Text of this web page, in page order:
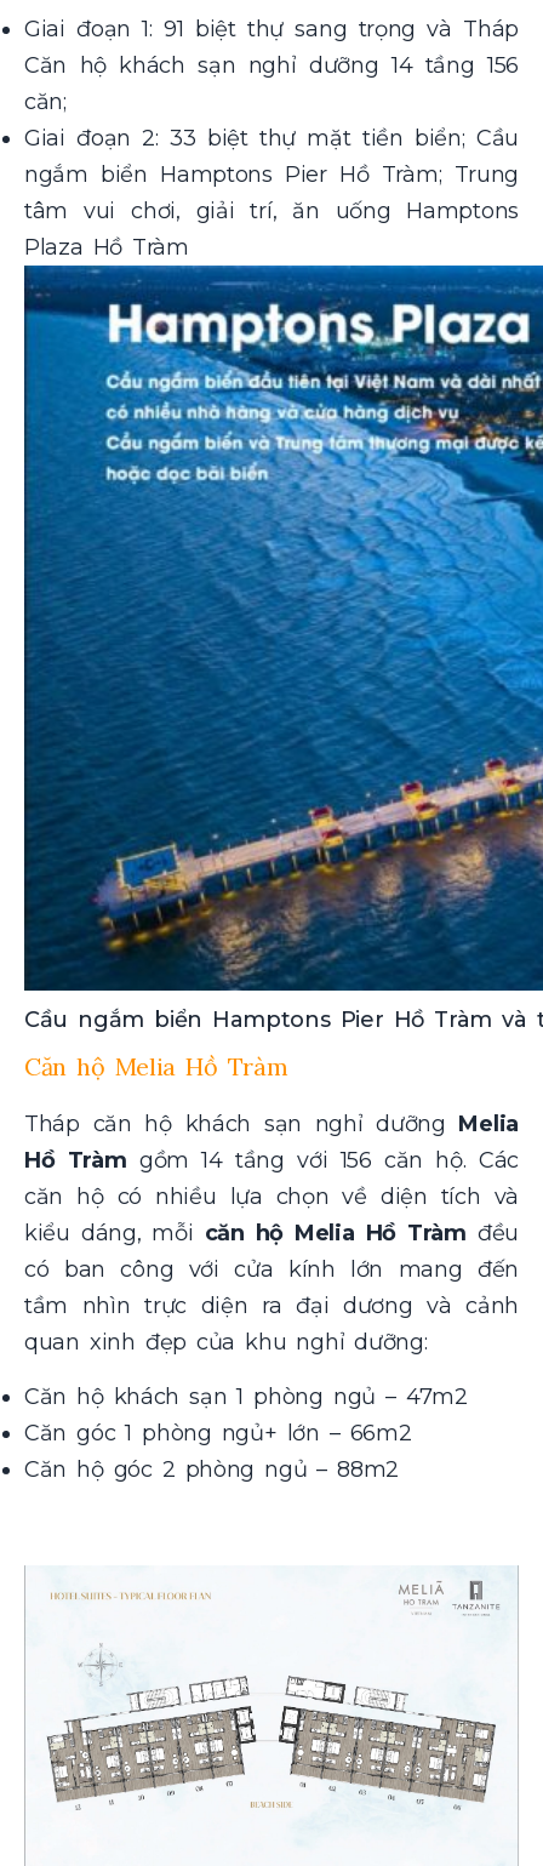
Giai đoạn 1: 91 biệt thự sang trọng và Tháp
Căn hộ khách sạn nghỉ dưỡng 14 tầng 156
căn;
Giai đoạn 2: 33 biệt thự mặt tiền biển; Cầu
ngắm biển Hamptons Pier Hồ Tràm; Trung
tâm vui chơi, giải trí, ăn uống Hamptons
Plaza Hồ Tràm
Cầu ngắm biển Hamptons Pier Hồ Tràm
Căn hộ Melia Hồ Tràm
Tháp căn hộ khách sạn nghỉ dưỡng Melia
Hồ Tràm gồm 14 tầng với 156 căn hộ. Các
căn hộ có nhiều lựa chọn về diện tích và
kiểu dáng, mỗi căn hộ Melia Hồ Tràm đều
có ban công với cửa kính lớn mang đến
tầm nhìn trực diện ra đại dương và cảnh
quan xinh đẹp của khu nghỉ dưỡng:
Căn hộ khách sạn 1 phòng ngủ – 47m2
Căn góc 1 phòng ngủ+ lớn – 66m2
Căn hộ góc 2 phòng ngủ – 88m2